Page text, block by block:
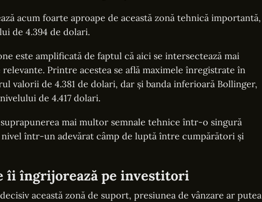
acum foarte aproape de această zonă tehnică importantă,
de 4.394 de dolari.
este amplificată de faptul că aici se intersectează mai
Printre acestea se află maximele înregistrate în
valorii de 4.381 de dolari, dar și banda inferioară Bollinger,
de 4.417 dolari.
mai multor semnale tehnice într-o singură
într-un adevărat câmp de luptă între cumpărători și
îi îngrijorează pe investitori
această zonă de suport, presiunea de vânzare ar putea